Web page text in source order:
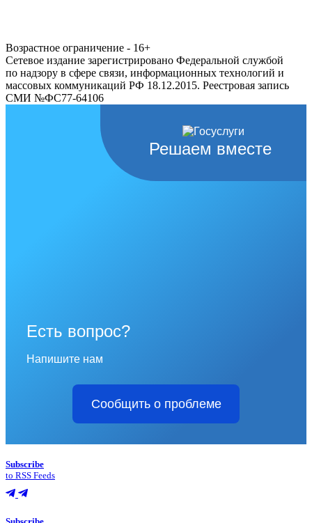
Возрастное ограничение - 16+
Сетевое издание зарегистрировано Федеральной службой
по надзору в сфере связи, информационных технологий и
массовых коммуникаций РФ 18.12.2015. Реестровая запись
СМИ №ФС77-64106
Решаем вместе
Есть вопрос?
Напишите нам
Сообщить о проблеме
Subscribe
to RSS Feeds